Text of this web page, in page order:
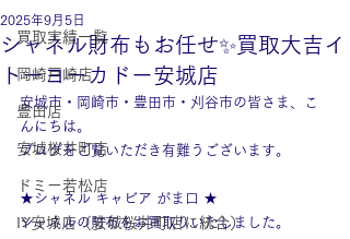
買取実績一覧
岡崎戸崎店
豊田店
安城桜井町店
ドミー若松店
IY安城店（安城桜井町店に統合）
シャネル財布もお任せ✨買取大吉イ
トーヨーカドー安城店
2025年9月5日
安城市・岡崎市・豊田市・刈谷市の皆さま、こ
んにちは。
ブログをご覧いただき有難うございます。
★シャネル キャビア がま口 ★
シャネルの財布をお買取りいたしました。